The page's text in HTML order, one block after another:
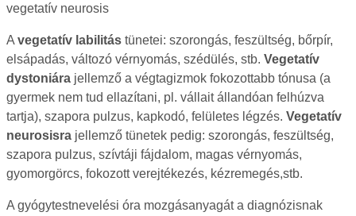
vegetatív neurosis
A vegetatív labilitás tünetei: szorongás, feszültség, bőrpír,
elsápadás, változó vérnyomás, szédülés, stb. Vegetatív
dystoniára jellemző a végtagizmok fokozottabb tónusa (a
gyermek nem tud ellazítani, pl. vállait állandóan felhúzva
tartja), szapora pulzus, kapkodó, felületes légzés. Vegetatív
neurosisra jellemző tünetek pedig: szorongás, feszültség,
szapora pulzus, szívtáji fájdalom, magas vérnyomás,
gyomorgörcs, fokozott verejtékezés, kézremegés,stb.
A gyógytestnevelési óra mozgásanyagát a diagnózisnak